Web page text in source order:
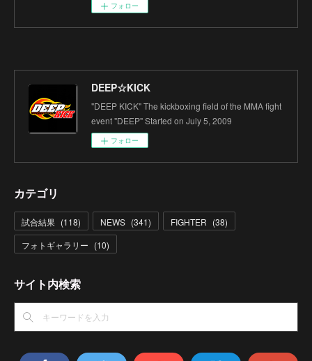
フォロー
DEEP☆KICK
"DEEP KICK" The kickboxing field of the MMA fight
event "DEEP" Started on July 5, 2009
フォロー
カテゴリ
試合結果 (118) NEWS (341) FIGHTER (38)
フォトギャラリー (10)
サイト内検索